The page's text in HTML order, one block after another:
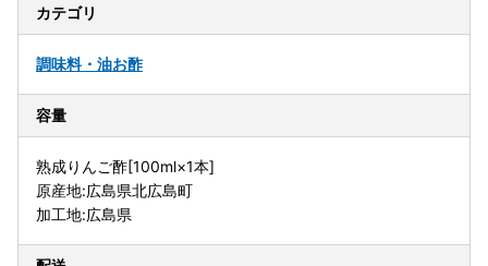
カテゴリ
調味料・油お酢
容量
熟成りんご酢[100ml×1本]
原産地:広島県北広島町
加工地:広島県